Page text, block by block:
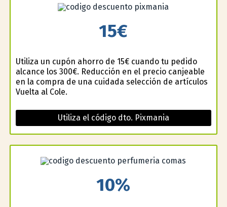
15€
Utiliza un cupón ahorro de 15€ cuando tu pedido
alcance los 300€. Reducción en el precio canjeable
en la compra de una cuidada selección de artículos
Vuelta al Cole.
Utiliza el código dto. Pixmania
10%